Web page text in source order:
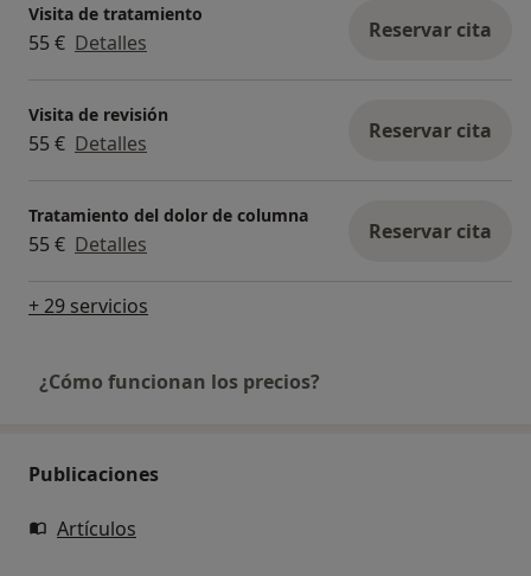
Visita de tratamiento
55 € Detalles Reservar cita
Visita de revisión
55 € Detalles Reservar cita
Tratamiento del dolor de columna
55 € Detalles Reservar cita
+ 29 servicios
¿Cómo funcionan los precios?
Publicaciones
Artículos